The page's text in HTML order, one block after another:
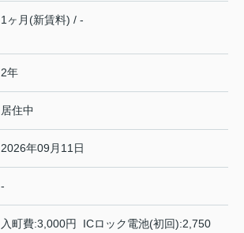
1ヶ月(新賃料) / -
2年
居住中
2026年09月11日
-
入町費:3,000円 ICロック電池(初回):2,750